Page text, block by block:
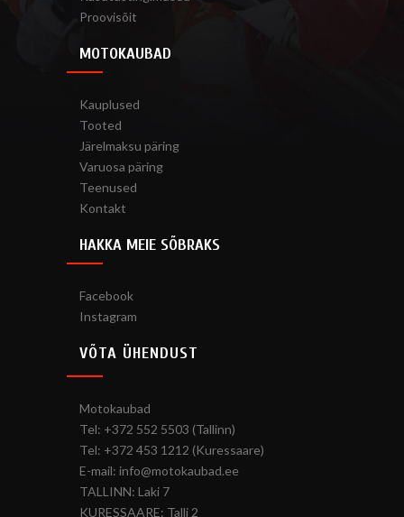
Proovisõit
MOTOKAUBAD
Kauplused
Tooted
Järelmaksu päring
Varuosa päring
Teenused
Kontakt
HAKKA MEIE SÕBRAKS
Facebook
Instagram
VÕTA ÜHENDUST
Motokaubad
Tel: +372 552 5503 (Tallinn)
Tel: +372 453 1212 (Kuressaare)
E-mail: info@motokaubad.ee
TALLINN: Laki 7
KURESSAARE: Talli 2